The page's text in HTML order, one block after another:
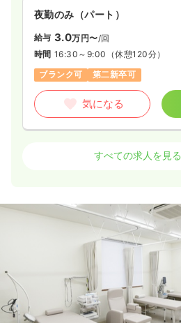
夜勤のみ（パート）
給与 3.0万円〜/回
時間 16:30～9:00 （休憩120分）
ブランク可
第二新卒可
気になる
正・准看護師
22.7万円
※経験9年の例
8:30～17:30（休憩60分）
ブランク可
気になる
すべての求人を見る